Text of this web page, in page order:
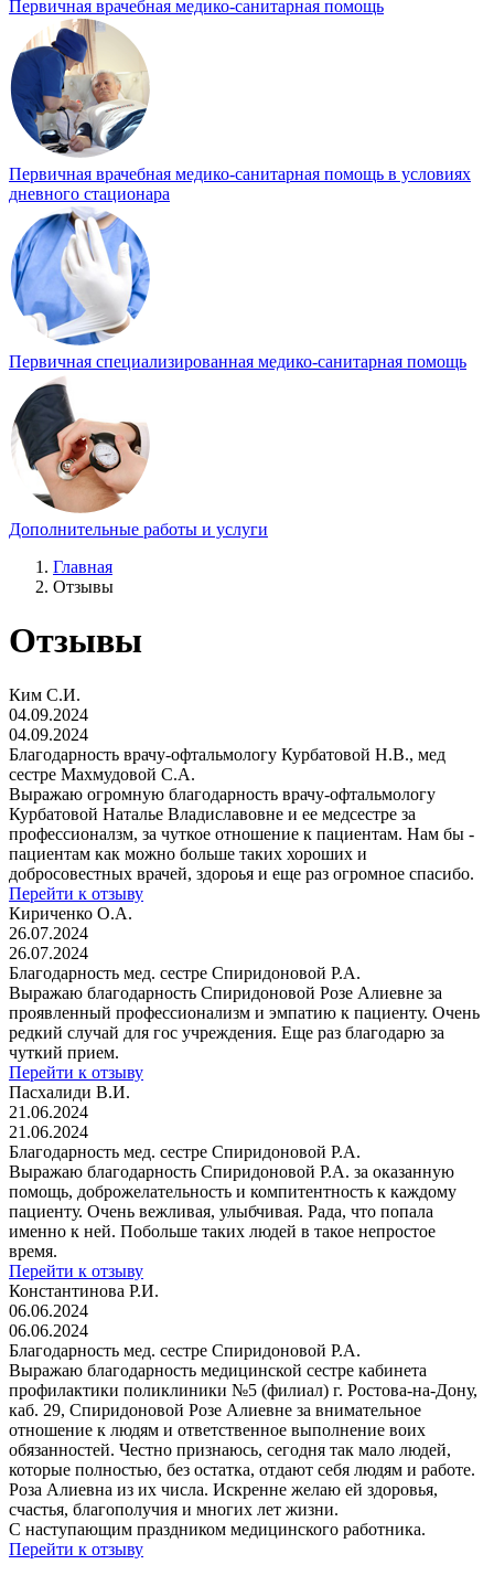
Первичная врачебная медико-санитарная помощь
Первичная врачебная медико-санитарная помощь в условиях
дневного стационара
Первичная специализированная медико-санитарная помощь
Дополнительные работы и услуги
Главная
Отзывы
Отзывы
Ким С.И.
04.09.2024
04.09.2024
Благодарность врачу-офтальмологу Курбатовой Н.В., мед
сестре Махмудовой С.А.
Выражаю огромную благодарность врачу-офтальмологу
Курбатовой Наталье Владиславовне и ее медсестре за
профессионалзм, за чуткое отношение к пациентам. Нам бы -
пациентам как можно больше таких хороших и
добросовестных врачей, здороья и еще раз огромное спасибо.
Перейти к отзыву
Кириченко О.А.
26.07.2024
26.07.2024
Благодарность мед. сестре Спиридоновой Р.А.
Выражаю благодарность Спиридоновой Розе Алиевне за
проявленный профессионализм и эмпатию к пациенту. Очень
редкий случай для гос учреждения. Еще раз благодарю за
чуткий прием.
Перейти к отзыву
Пасхалиди В.И.
21.06.2024
21.06.2024
Благодарность мед. сестре Спиридоновой Р.А.
Выражаю благодарность Спиридоновой Р.А. за оказанную
помощь, доброжелательность и компитентность к каждому
пациенту. Очень вежливая, улыбчивая. Рада, что попала
именно к ней. Побольше таких людей в такое непростое
время.
Перейти к отзыву
Константинова Р.И.
06.06.2024
06.06.2024
Благодарность мед. сестре Спиридоновой Р.А.
Выражаю благодарность медицинской сестре кабинета
профилактики поликлиники №5 (филиал) г. Ростова-на-Дону,
каб. 29, Спиридоновой Розе Алиевне за внимательное
отношение к людям и ответственное выполнение воих
обязанностей. Честно признаюсь, сегодня так мало людей,
которые полностью, без остатка, отдают себя людям и работе.
Роза Алиевна из их числа. Искренне желаю ей здоровья,
счастья, благополучия и многих лет жизни.
С наступающим праздником медицинского работника.
Перейти к отзыву